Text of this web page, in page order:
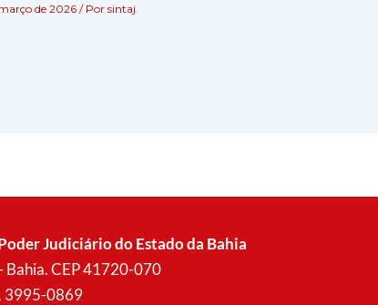
março de 2026/ Por sintaj
Judiciário do Estado da Bahia
Bahia. CEP 41720-070
3995-0869